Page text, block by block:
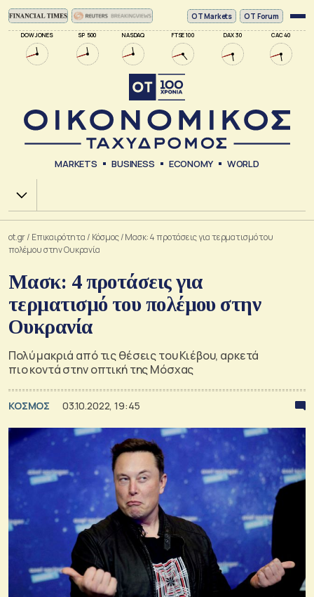
DOW JONES SP 500 NASDAQ FTSE 100 DAX 30 CAC 40
ΟΤ Markets OT Forum
MARKETS BUSINESS ECONOMY WORLD
Χ.Α.
ot.gr/ Επικαιρότητα / Κόσμος/Μασκ: 4 προτάσεις για τερματισμό του
πολέμου στην Ουκρανία
Μασκ: 4 προτάσεις για
τερματισμό του πολέμου στην
Ουκρανία
Πολύ μακριά από τις θέσεις του Κιέβου, αρκετά
πιο κοντά στην οπτική της Μόσχας
ΚΟΣΜΟΣ 03.10.2022, 19:45